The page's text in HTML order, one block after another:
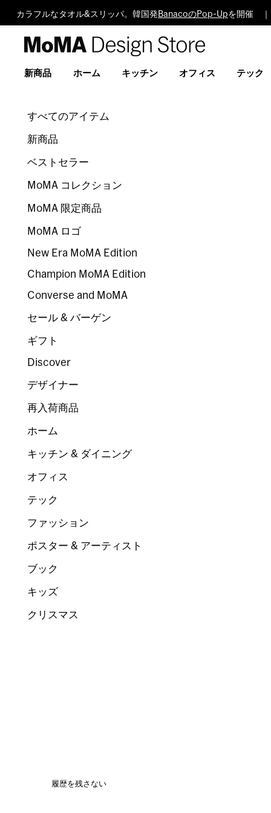
カラフルなタオル&スリッパ。韓国発 BanacoのPop-Upを開催
Design
新商品 ホーム キッチン オフィス テック
すべてのアイテム
新商品
ベストセラー
MoMA コレクション
MoMA 限定商品
MoMA ロゴ
New Era MoMA Edition
Champion MoMA Edition
Converse and MoMA
セール & バーゲン
ギフト
Discover
デザイナー
再入荷商品
ホーム
キッチン & ダイニング
オフィス
テック
ファッション
ポスター & アーティスト
ブック
キッズ
クリスマス
履歴を残さない